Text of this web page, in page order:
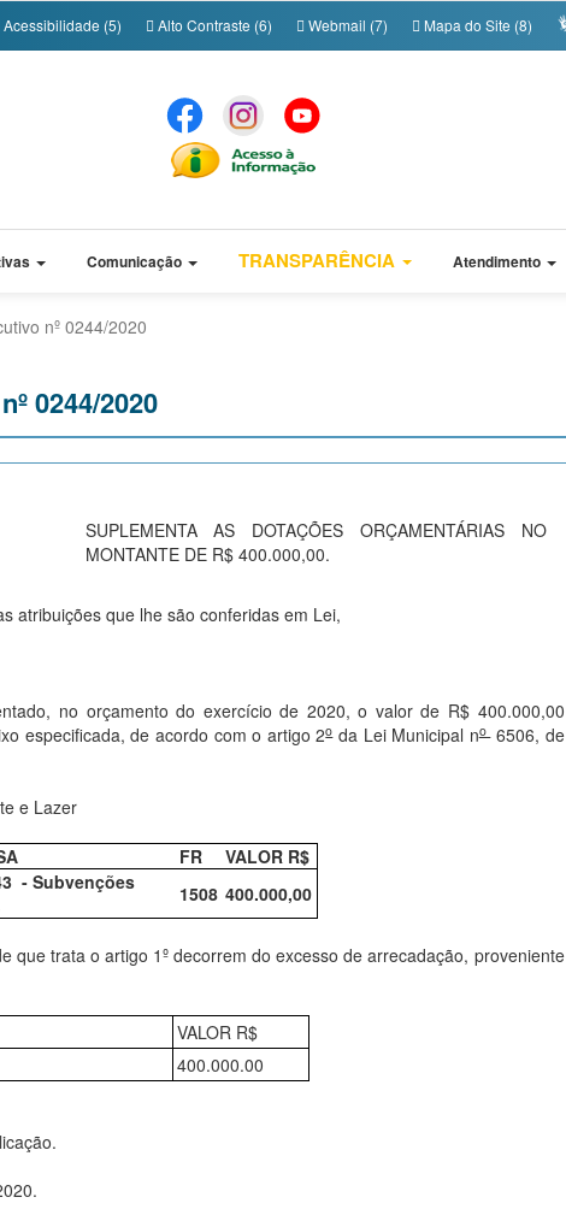
Acessibilidade (5) Alto Contraste (6) Webmail (7) Mapa do Site (8)
Comunicação TRANSPARÊNCIA Atendimento
nº 0244/2020
0244/2020
SUPLEMENTA AS DOTAÇÕES ORÇAMENTÁRIAS NO
MONTANTE DE R$ 400.000,00.
atribuições que lhe são conferidas em Lei,
no orçamento do exercício de 2020, o valor de R$ 400.000,00
especificada, de acordo com o artigo 2oda Lei Municipal no 6506, de
e Lazer
FR
VALOR R$
- Subvenções
1508 400.000,00
que trata o artigo 1º decorrem do excesso de arrecadação, proveniente
VALOR R$
400.000.00